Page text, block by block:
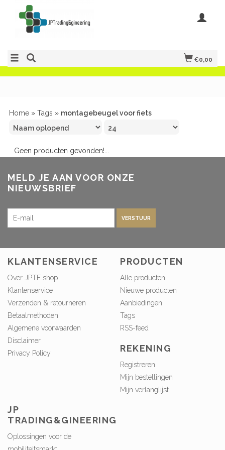
€0,00
Home » Tags » montagebeugel voor fiets
Geen producten gevonden!...
MELD JE AAN VOOR ONZE
NIEUWSBRIEF
VERSTUUR
KLANTENSERVICE
Over JPTE shop
Klantenservice
Verzenden & retourneren
Betaalmethoden
Algemene voorwaarden
Disclaimer
Privacy Policy
PRODUCTEN
Alle producten
Nieuwe producten
Aanbiedingen
Tags
RSS-feed
REKENING
Registreren
Mijn bestellingen
Mijn verlanglijst
JP
TRADING&GINEERING
Oplossingen voor de